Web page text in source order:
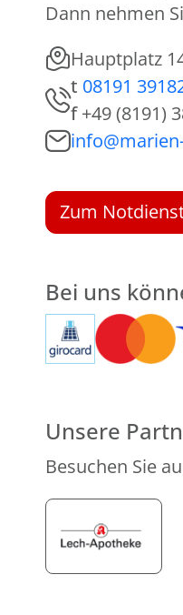
Dann nehmen
Hauptplatz
t 08191
f+49 (8191)
Zum
Bei uns
Unsere
Besuchen Sie